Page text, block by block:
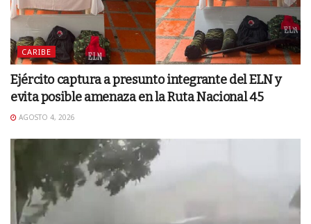
CARIBE
Ejército captura a presunto integrante del ELN y
evita posible amenaza en la Ruta Nacional 45
AGOSTO 4, 2026